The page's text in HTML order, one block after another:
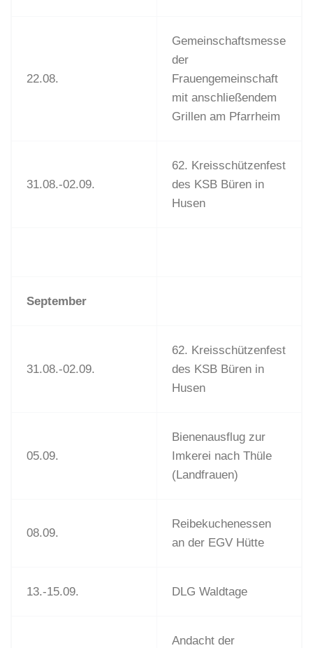
22.08.
Gemeinschaftsmesse
der
Frauengemeinschaft
mit anschließendem
Grillen am Pfarrheim
31.08.-02.09.
62. Kreisschützenfest
des KSB Büren in
Husen
September
31.08.-02.09.
62. Kreisschützenfest
des KSB Büren in
Husen
05.09.
Bienenausflug zur
Imkerei nach Thüle
(Landfrauen)
08.09.
Reibekuchenessen
an der EGV Hütte
13.-15.09. DLG Waldtage
Andacht der